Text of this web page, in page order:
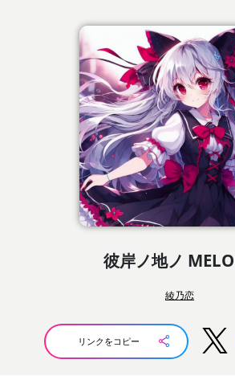
彼岸ノ地ノ
綾乃恋
リンクをコピー